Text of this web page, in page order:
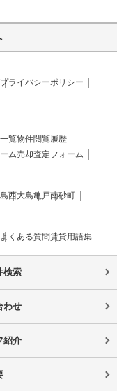
プライバシーポリシー
覧物件閲覧履歴
ム売却査定フォーム
西大島亀戸南砂町
よくある質問賃貸用語集
検索
わせ
紹介